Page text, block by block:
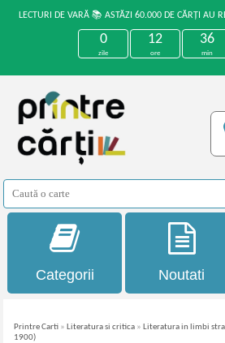
LECTURI DE VARĂ 📚 ASTĂZI 60.000 DE CĂRȚI AU
0
zile
12
ore
36
min
Categorii Noutati
Printre Carti » Literatura si critica » Literatura in limbi
1900)